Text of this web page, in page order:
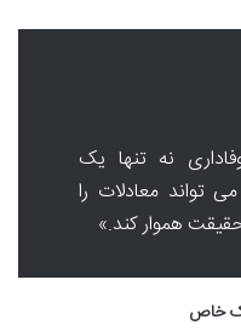
نه تنها یک
تواند معادلات را
هموار کند.»
خاص